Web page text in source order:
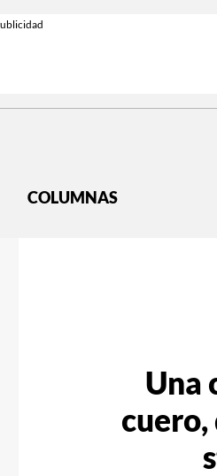
COLUMNAS
Una
cuero,